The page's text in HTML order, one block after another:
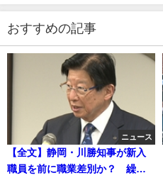
おすすめの記事
ニュース
【全文】静岡・川勝知事が新入
職員を前に職業差別か？ 繰り